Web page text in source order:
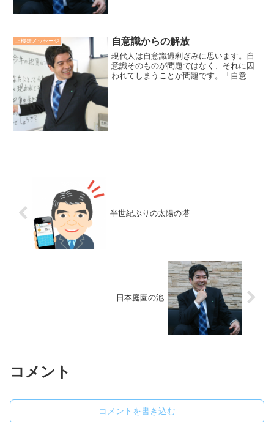
上機嫌メッセージ 自意識からの解放
現代人は自意識過剰ぎみに思います。自
意識そのものが問題ではなく、それに囚
われてしまうことが問題です。「自意識
半世紀ぶりの太陽の塔
日本庭園の池
コメント
コメントを書き込む